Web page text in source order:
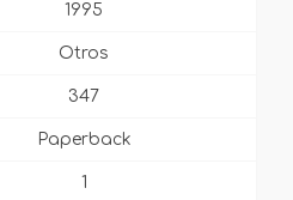
1995
Otros
347
Paperback
1